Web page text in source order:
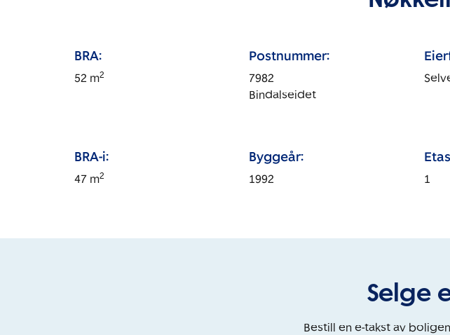
BRA:
52 m2
Postnummer:
7982
Bindalseidet
BRA-i:
47m2
Byggeår:
1992 1
Selge
Bestill en e-takst av